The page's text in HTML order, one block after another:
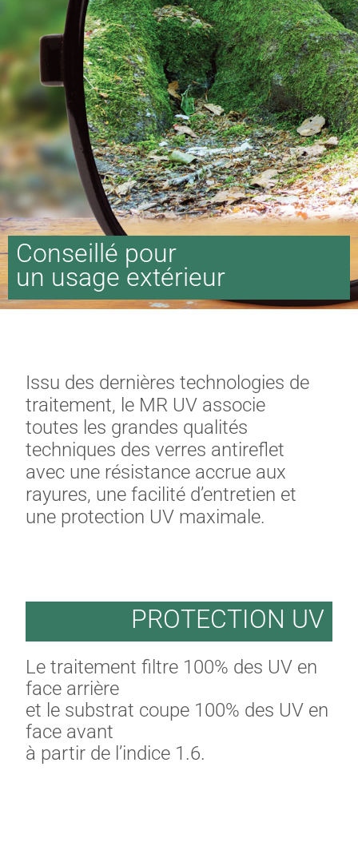
Conseillé pour
un usage extérieur
Issu des dernières technologies de
traitement, le MR UV associe
toutes les grandes qualités
techniques des verres antireflet
avec une résistance accrue aux
rayures, une facilité d’entretien et
une protection UV maximale.
PROTECTION UV
Le traitement filtre 100% des UV en
face arrière
et le substrat coupe 100% des UV en
face avant
à partir de l’indice 1.6.